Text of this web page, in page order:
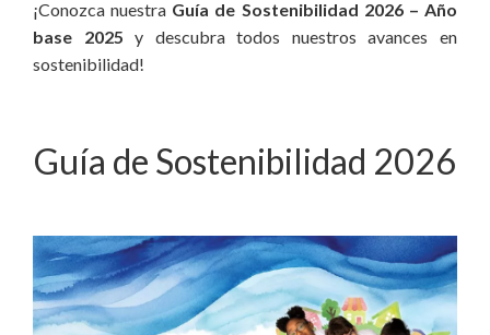
¡Conozca nuestra Guía de Sostenibilidad 2026 – Año
base 2025 y descubra todos nuestros avances en
sostenibilidad!
Guía de Sostenibilidad 2026